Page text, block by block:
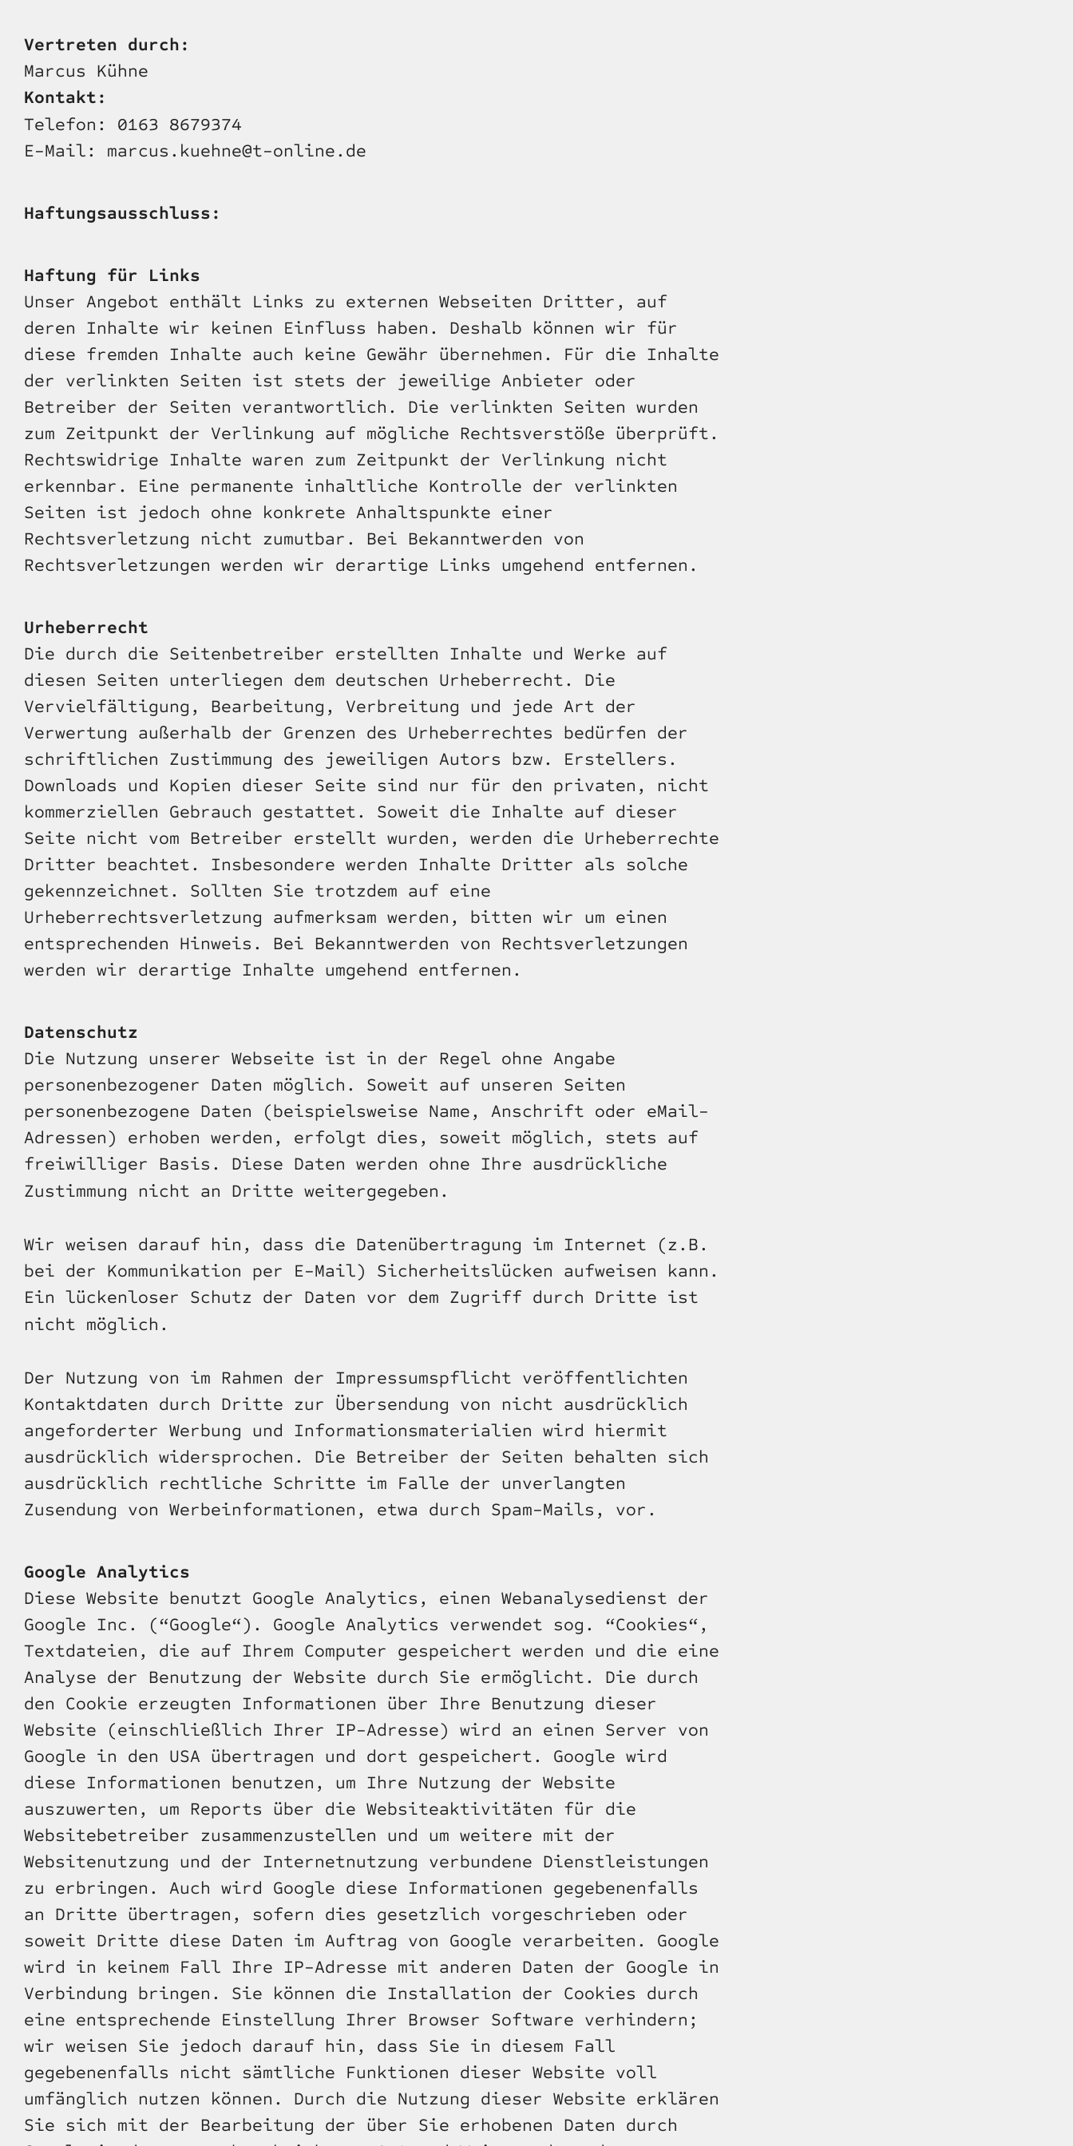
Vertreten durch:
Marcus Kühne
Kontakt:
Telefon: 0163 8679374
E-Mail: marcus.kuehne@t-online.de
Haftungsausschluss:
Haftung für Links
Unser Angebot enthält Links zu externen Webseiten Dritter, auf
deren Inhalte wir keinen Einfluss haben. Deshalb können wir für
diese fremden Inhalte auch keine Gewähr übernehmen. Für die Inhalte
der verlinkten Seiten ist stets der jeweilige Anbieter oder
Betreiber der Seiten verantwortlich. Die verlinkten Seiten wurden
zum Zeitpunkt der Verlinkung auf mögliche Rechtsverstöße überprüft.
Rechtswidrige Inhalte waren zum Zeitpunkt der Verlinkung nicht
erkennbar. Eine permanente inhaltliche Kontrolle der verlinkten
Seiten ist jedoch ohne konkrete Anhaltspunkte einer
Rechtsverletzung nicht zumutbar. Bei Bekanntwerden von
Rechtsverletzungen werden wir derartige Links umgehend entfernen.
Urheberrecht
Die durch die Seitenbetreiber erstellten Inhalte und Werke auf
diesen Seiten unterliegen dem deutschen Urheberrecht. Die
Vervielfältigung, Bearbeitung, Verbreitung und jede Art der
Verwertung außerhalb der Grenzen des Urheberrechtes bedürfen der
schriftlichen Zustimmung des jeweiligen Autors bzw. Erstellers.
Downloads und Kopien dieser Seite sind nur für den privaten, nicht
kommerziellen Gebrauch gestattet. Soweit die Inhalte auf dieser
Seite nicht vom Betreiber erstellt wurden, werden die Urheberrechte
Dritter beachtet. Insbesondere werden Inhalte Dritter als solche
gekennzeichnet. Sollten Sie trotzdem auf eine
Urheberrechtsverletzung aufmerksam werden, bitten wir um einen
entsprechenden Hinweis. Bei Bekanntwerden von Rechtsverletzungen
werden wir derartige Inhalte umgehend entfernen.
Datenschutz
Die Nutzung unserer Webseite ist in der Regel ohne Angabe
personenbezogener Daten möglich. Soweit auf unseren Seiten
personenbezogene Daten (beispielsweise Name, Anschrift oder eMail-
Adressen) erhoben werden, erfolgt dies, soweit möglich, stets auf
freiwilliger Basis. Diese Daten werden ohne Ihre ausdrückliche
Zustimmung nicht an Dritte weitergegeben.
Wir weisen darauf hin, dass die Datenübertragung im Internet (z.B.
bei der Kommunikation per E-Mail) Sicherheitslücken aufweisen kann.
Ein lückenloser Schutz der Daten vor dem Zugriff durch Dritte ist
nicht möglich.
Der Nutzung von im Rahmen der Impressumspflicht veröffentlichten
Kontaktdaten durch Dritte zur Übersendung von nicht ausdrücklich
angeforderter Werbung und Informationsmaterialien wird hiermit
ausdrücklich widersprochen. Die Betreiber der Seiten behalten sich
ausdrücklich rechtliche Schritte im Falle der unverlangten
Zusendung von Werbeinformationen, etwa durch Spam-Mails, vor.
Google Analytics
Diese Website benutzt Google Analytics, einen Webanalysedienst der
Google Inc. (“Google“). Google Analytics verwendet sog. “Cookies“,
Textdateien, die auf Ihrem Computer gespeichert werden und die eine
Analyse der Benutzung der Website durch Sie ermöglicht. Die durch
den Cookie erzeugten Informationen über Ihre Benutzung dieser
Website (einschließlich Ihrer IP-Adresse) wird an einen Server von
Google in den USA übertragen und dort gespeichert. Google wird
diese Informationen benutzen, um Ihre Nutzung der Website
auszuwerten, um Reports über die Websiteaktivitäten für die
Websitebetreiber zusammenzustellen und um weitere mit der
Websitenutzung und der Internetnutzung verbundene Dienstleistungen
zu erbringen. Auch wird Google diese Informationen gegebenenfalls
an Dritte übertragen, sofern dies gesetzlich vorgeschrieben oder
soweit Dritte diese Daten im Auftrag von Google verarbeiten. Google
wird in keinem Fall Ihre IP-Adresse mit anderen Daten der Google in
Verbindung bringen. Sie können die Installation der Cookies durch
eine entsprechende Einstellung Ihrer Browser Software verhindern;
wir weisen Sie jedoch darauf hin, dass Sie in diesem Fall
gegebenenfalls nicht sämtliche Funktionen dieser Website voll
umfänglich nutzen können. Durch die Nutzung dieser Website erklären
Sie sich mit der Bearbeitung der über Sie erhobenen Daten durch